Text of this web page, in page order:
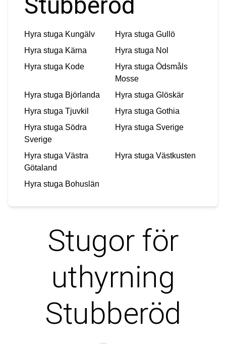
Hyra stuga Kungälv Hyra stuga Gullö
Hyra stuga Kärna Hyra stuga Nol
Hyra stuga Kode Hyra stuga Ödsmåls
Mosse
Hyra stuga Björlanda Hyra stuga Glöskär
Hyra stuga Tjuvkil Hyra stuga Gothia
Hyra stuga Södra
Sverige
Hyra stuga Sverige
Hyra stuga Västra
Götaland
Hyra stuga Västkusten
Hyra stuga Bohuslän
Stugor för
uthyrning
Stubberöd